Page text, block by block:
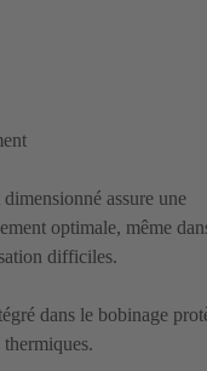
assure une
optimale, même
difficiles.
dans le bobinage
thermiques.